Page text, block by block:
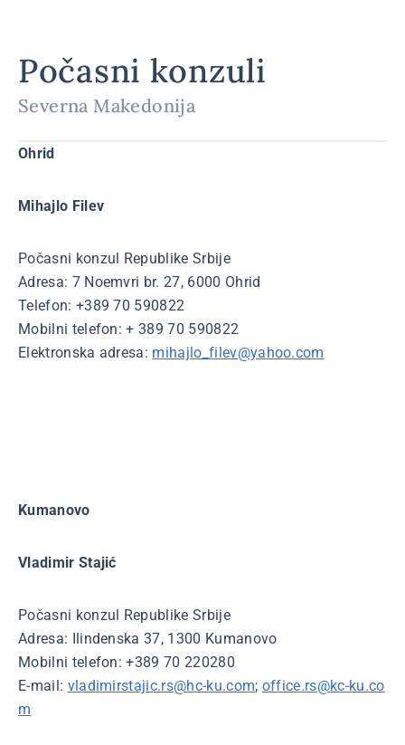
Počasni konzuli
Severna Makedonija
Ohrid
Mihajlo Filev
Počasni konzul Republike Srbije
Adresa: 7 Noemvri br. 27, 6000 Ohrid
Telefon: +389 70 590822
Mobilni telefon: + 389 70 590822
Elektronska adresa: mihajlo_filev@yahoo.com
Kumanovo
Vladimir Stajić
Počasni konzul Republike Srbije
Adresa: Ilindenska 37, 1300 Kumanovo
Mobilni telefon: +389 70 220280
E-mail: vladimirstajic.rs@hc-ku.com; office.rs@kc-ku.co
m